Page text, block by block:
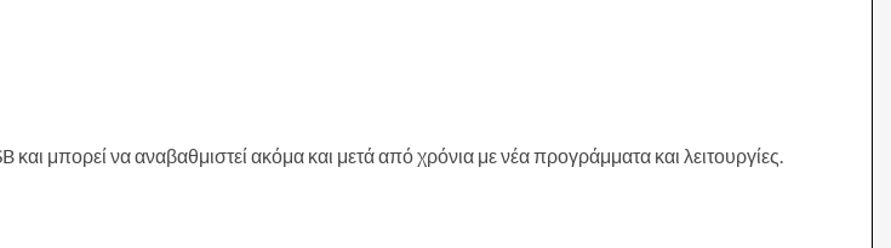
μπορεί να αναβαθμιστεί ακόμα και μετά από χρόνια με νέα προγράμματα και λειτουργίες.